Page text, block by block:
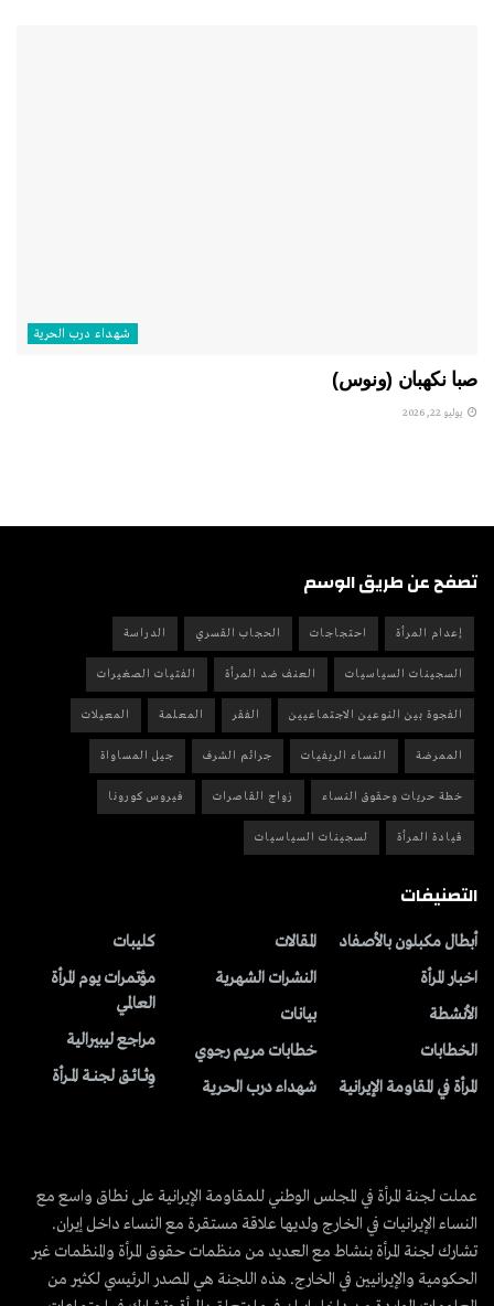
شهداء درب الحرية
صبا نكهبان (ونوس)
يوليو 22, 2026
تصفح عن طريق الوسم
إعدام المرأة احتجاجات الحجاب القسري الدراسة
السجينات السياسيات العنف ضد المرأة الفتيات الصغيرات
الفجوة بين النوعين الاجتماعيين الفقر المعلمة المعيلات
الممرضة النساء الريفيات جرائم الشرف جيل المساواة
خطة حريات وحقوق النساء زواج القاصرات فيروس كورونا
قيادة المرأة لسجينات السياسيات
التصنيفات
أبطال مكبلون بالأصفاد
اخبار المرأة
الأنشطة
الخطابات
المرأة في المقاومة الإيرانية
المقالات
النشرات الشهریة
بیانات
خطابات مريم رجوي
شهداء درب الحرية
کلیبات
مؤتمرات يوم المرأة
العالمي
مراجع ليبيرالية
وِثــائــق لجنــة المــرأة
عملت لجنة المرأة في المجلس الوطني للمقاومة الإيرانية على نطاق واسع مع
النساء الإيرانيات في الخارج ولديها علاقة مستقرة مع النساء داخل إيران.
تشارك لجنة المرأة بنشاط مع العديد من منظمات حقوق المرأة والمنظمات غير
الحكومية والإيرانيين في الخارج. هذه اللجنة هي المصدر الرئيسي لكثير من